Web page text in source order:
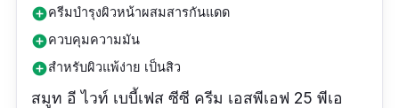
add_circleครีมบำรุงผิวหน้าผสมสารกันแดด
add_circleควบคุมความมัน
add_circleสำหรับผิวแพ้ง่าย เป็นสิว
สมูท อี ไวท์ เบบี้เฟส ซีซี ครีม เอสพีเอฟ 25 พีเอ